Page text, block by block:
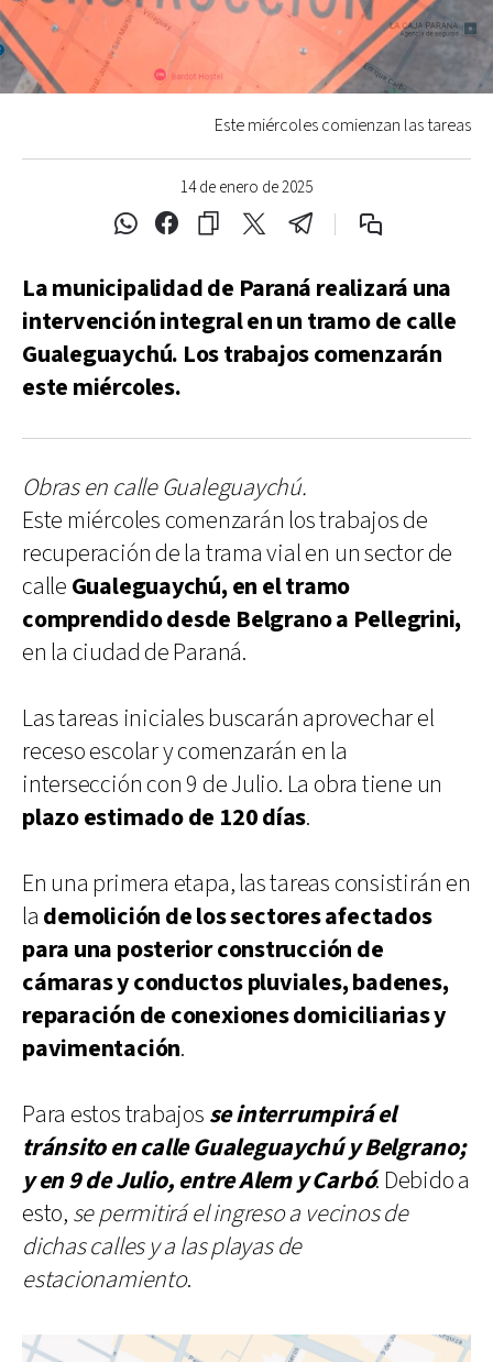
14 de enero de 2025
Este miércoles comienzan las tareas
La municipalidad de Paraná realizará una
intervención integral en un tramo de calle
Gualeguaychú. Los trabajos comenzarán
este miércoles.
Obras en calle Gualeguaychú.
Este miércoles comenzarán los trabajos de
recuperación de la trama vial en un sector de
calle Gualeguaychú, en el tramo
comprendido desde Belgrano a Pellegrini,
en la ciudad de Paraná.
Las tareas iniciales buscarán aprovechar el
receso escolar y comenzarán en la
intersección con 9 de Julio. La obra tiene un
plazo estimado de 120 días.
En una primera etapa, las tareas consistirán en
la demolición de los sectores afectados
para una posterior construcción de
cámaras y conductos pluviales, badenes,
reparación de conexiones domiciliarias y
pavimentación.
Para estos trabajos se interrumpirá el
tránsito en calle Gualeguaychú y Belgrano;
y en 9 de Julio, entre Alem y Carbó. Debido a
esto, se permitirá el ingreso a vecinos de
dichas calles y a las playas de
estacionamiento.